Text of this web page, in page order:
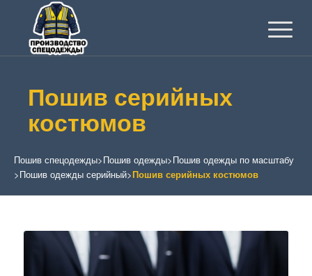
Пошив серийных
костюмов
Пошив спецодежды>Пошив одежды>Пошив одежды по масштабу
>Пошив одежды серийный>Пошив серийных костюмов